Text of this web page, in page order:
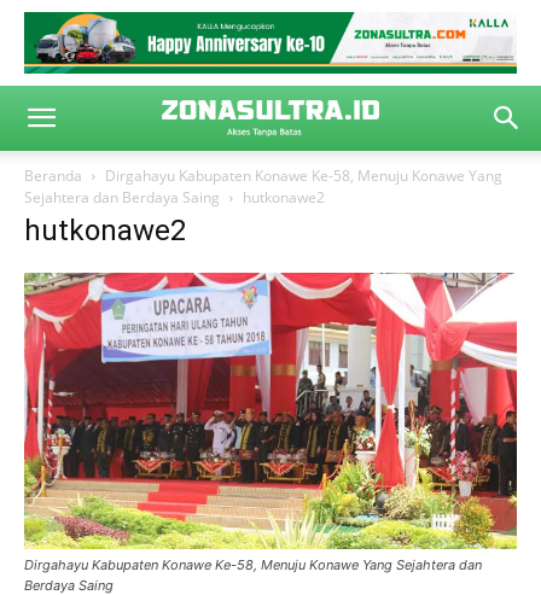
Beranda
Dirgahayu Kabupaten Konawe Ke-58, Menuju Konawe Yang
Sejahtera dan Berdaya Saing
hutkonawe2
hutkonawe2
Dirgahayu Kabupaten Konawe Ke-58, Menuju Konawe Yang Sejahtera dan
Berdaya Saing